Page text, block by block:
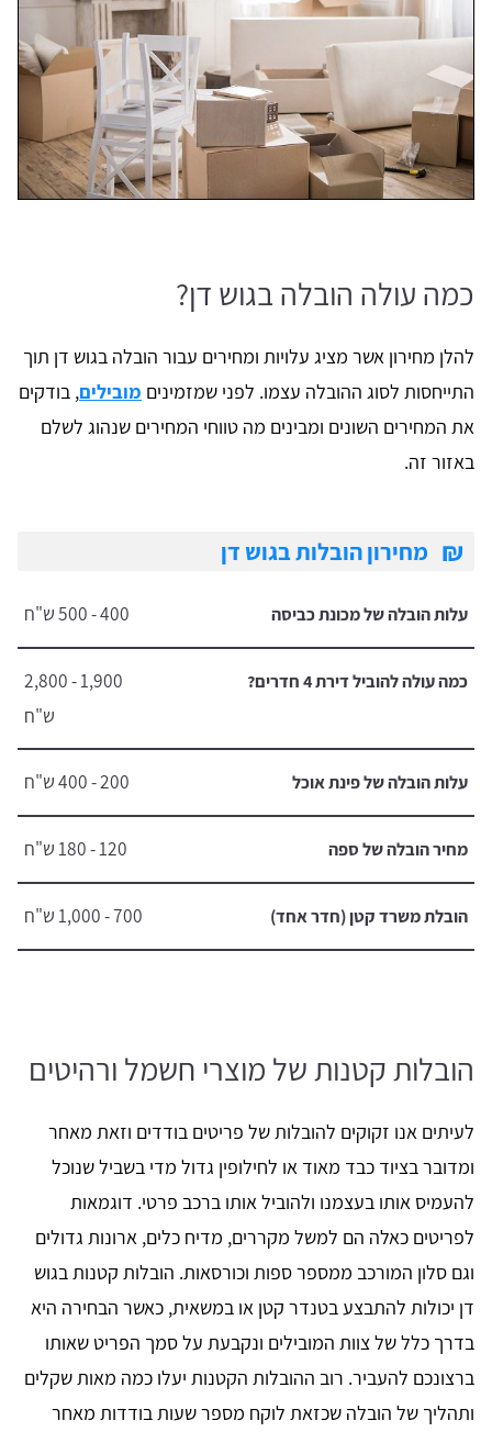
כמה עולה הובלה בגוש דן?
להלן מחירון אשר מציג עלויות ומחירים עבור הובלה בגוש דן תוך
התייחסות לסוג ההובלה עצמו. לפני שמזמינים מובילים, בודקים
את המחירים השונים ומבינים מה טווחי המחירים שנהוג לשלם
באזור זה.
₪ מחירון הובלות בגוש דן
עלות הובלה של מכונת כביסה 400 - 500 ש"ח
כמה עולה להוביל דירת 4 חדרים?
1,900 - 2,800
ש"ח
עלות הובלה של פינת אוכל 200 - 400 ש"ח
מחיר הובלה של ספה 120 - 180 ש"ח
הובלת משרד קטן (חדר אחד) 700 - 1,000 ש"ח
הובלות קטנות של מוצרי חשמל ורהיטים
לעיתים אנו זקוקים להובלות של פריטים בודדים וזאת מאחר
ומדובר בציוד כבד מאוד או לחילופין גדול מדי בשביל שנוכל
להעמיס אותו בעצמנו ולהוביל אותו ברכב פרטי. דוגמאות
לפריטים כאלה הם למשל מקררים, מדיח כלים, ארונות גדולים
וגם סלון המורכב ממספר ספות וכורסאות. הובלות קטנות בגוש
דן יכולות להתבצע בטנדר קטן או במשאית, כאשר הבחירה היא
בדרך כלל של צוות המובילים ונקבעת על סמך הפריט שאותו
ברצונכם להעביר. רוב ההובלות הקטנות יעלו כמה מאות שקלים
ותהליך של הובלה שכזאת לוקח מספר שעות בודדות מאחר